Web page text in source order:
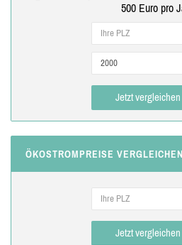
500 Euro pro
Jetzt vergleichen
ÖKOSTROMPREISE VERGLEICHEN
Jetzt vergleichen